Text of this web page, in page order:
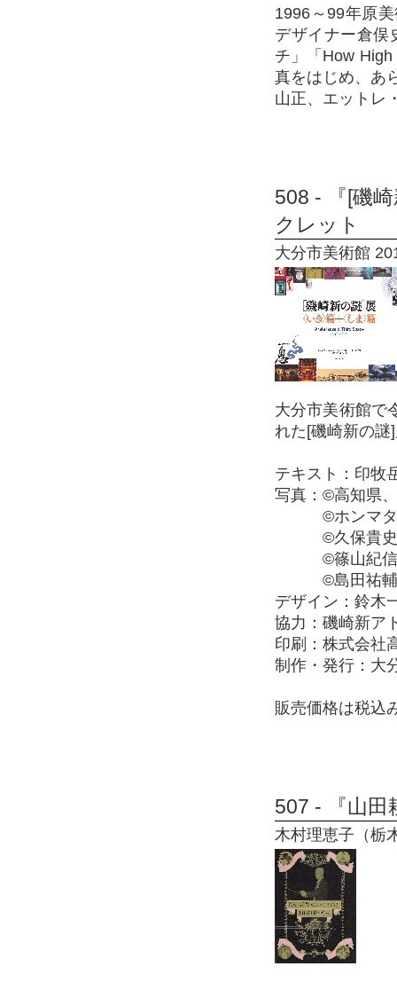
1996～99年原
デザイナー倉俣
チ」「How
真をはじめ、あ
山正、エットレ
508 - 『[磯
クレット
大分市美術館
大分市美術館で
れた[磯崎新の謎
テキスト：印牧
写真：©高知県
©ホンマタ
©久保貴史
©篠山紀信
©島田祐輔
デザイン：鈴木
協力：磯崎新ア
印刷：株式会社
制作・発行：大
販売価格は税込
507 - 『山田
木村理恵子（栃